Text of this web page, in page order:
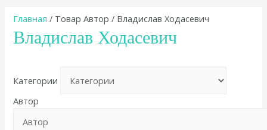
Главная / Товар Автор / Владислав Ходасевич
Владислав Ходасевич
Категории
Автор